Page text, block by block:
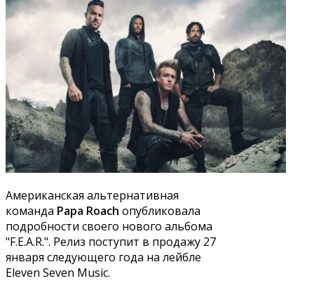
Американская альтернативная
команда Papa Roach опубликовала
подробности своего нового альбома
"F.E.A.R.". Релиз поступит в продажу 27
января следующего года на лейбле
Eleven Seven Music.